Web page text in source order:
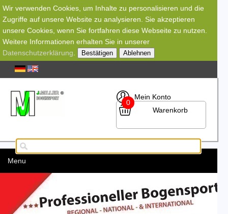
Wir verwenden Cookies, um Inhalte zu personalisieren und die
Zugriffe auf unsere Website zu analysieren. Sie akzeptieren
unsere Cookies, wenn Sie fortfahren diese Webseite zu nutzen.
Weitere Informationen erhalten Sie in unserer
Datenschutzerklärung
Bestätigen Ablehnen
Mein Konto
0
Warenkorb
Menu